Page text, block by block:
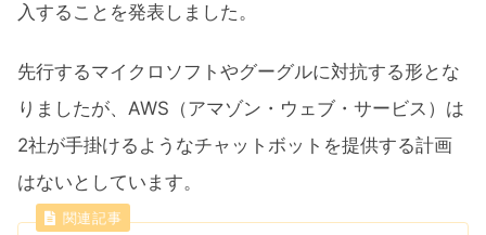
入することを発表しました。
先行するマイクロソフトやグーグルに対抗する形とな
りましたが、AWS（アマゾン・ウェブ・サービス）は
2社が手掛けるようなチャットボットを提供する計画
はないとしています。